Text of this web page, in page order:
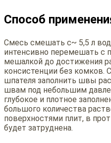
Способ
Смесь смешать с~ 5,5 л
интенсивно перемешать с
мешалкой до достижения
консистенции без комков.
шпателя заполнить швы
швам под небольшим
глубокое и плотное
большого количества
поверхностями плит, в
будет затруднена.